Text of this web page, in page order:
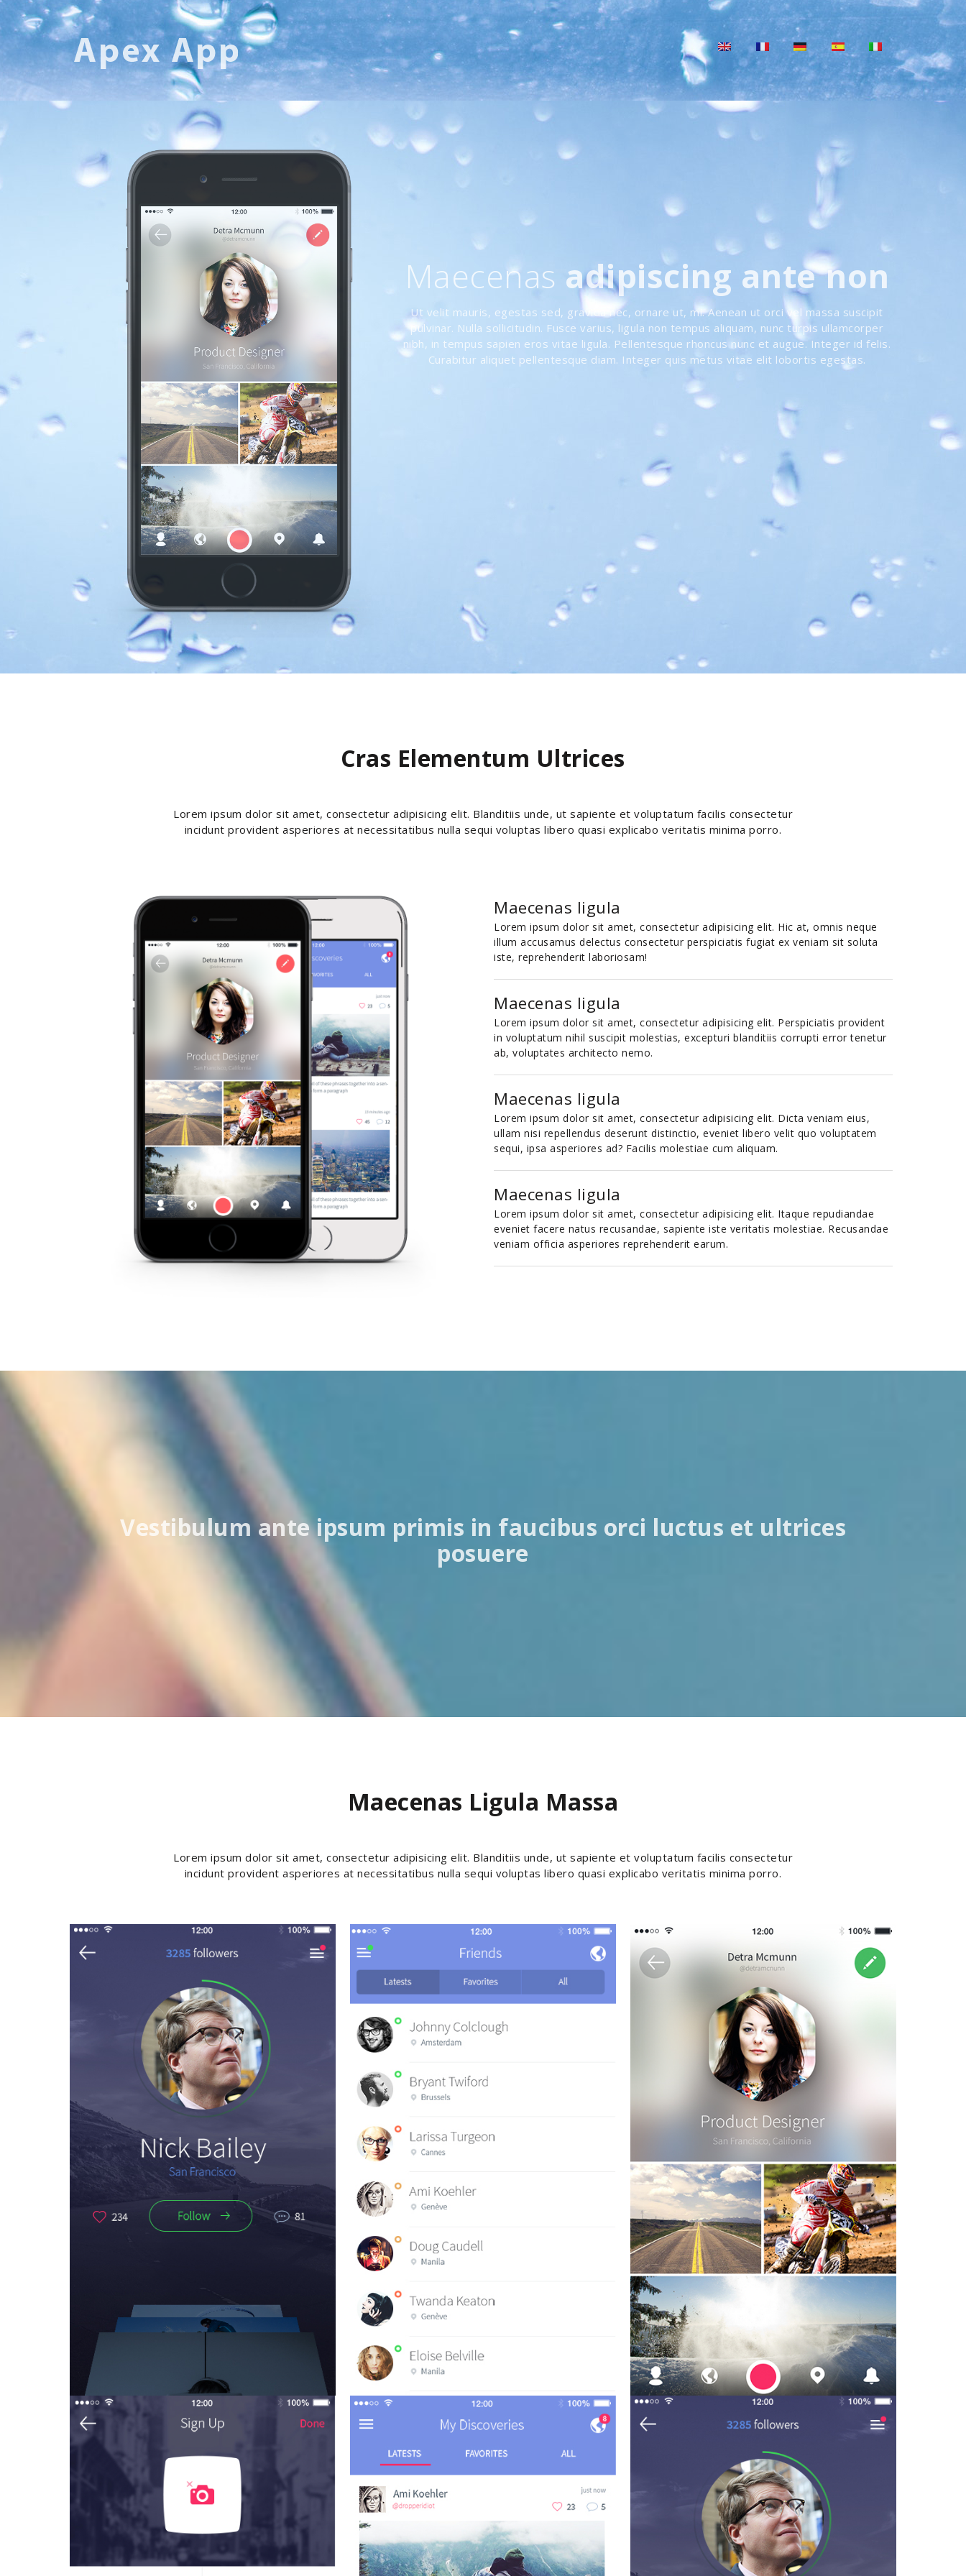
Maecenas adipiscing ante non
Ut velit mauris, egestas sed, gravida nec, ornare ut, mi. Aenean ut orci vel massa suscipit
pulvinar. Nulla sollicitudin. Fusce varius, ligula non tempus aliquam, nunc turpis ullamcorper
nibh, in tempus sapien eros vitae ligula. Pellentesque rhoncus nunc et augue. Integer id felis.
Curabitur aliquet pellentesque diam. Integer quis metus vitae elit lobortis egestas.
Cras Elementum Ultrices
Lorem ipsum dolor sit amet, consectetur adipisicing elit. Blanditiis unde, ut sapiente et voluptatum facilis consectetur
incidunt provident asperiores at necessitatibus nulla sequi voluptas libero quasi explicabo veritatis minima porro.
Maecenas ligula
Lorem ipsum dolor sit amet, consectetur adipisicing elit. Hic at, omnis neque
illum accusamus delectus consectetur perspiciatis fugiat ex veniam sit soluta
iste, reprehenderit laboriosam!
Maecenas ligula
Lorem ipsum dolor sit amet, consectetur adipisicing elit. Perspiciatis provident
in voluptatum nihil suscipit molestias, excepturi blanditiis corrupti error tenetur
ab, voluptates architecto nemo.
Maecenas ligula
Lorem ipsum dolor sit amet, consectetur adipisicing elit. Dicta veniam eius,
ullam nisi repellendus deserunt distinctio, eveniet libero velit quo voluptatem
sequi, ipsa asperiores ad? Facilis molestiae cum aliquam.
Maecenas ligula
Lorem ipsum dolor sit amet, consectetur adipisicing elit. Itaque repudiandae
eveniet facere natus recusandae, sapiente iste veritatis molestiae. Recusandae
veniam officia asperiores reprehenderit earum.
Vestibulum ante ipsum primis in faucibus orci luctus et ultrices
posuere
Maecenas Ligula Massa
Lorem ipsum dolor sit amet, consectetur adipisicing elit. Blanditiis unde, ut sapiente et voluptatum facilis consectetur
incidunt provident asperiores at necessitatibus nulla sequi voluptas libero quasi explicabo veritatis minima porro.